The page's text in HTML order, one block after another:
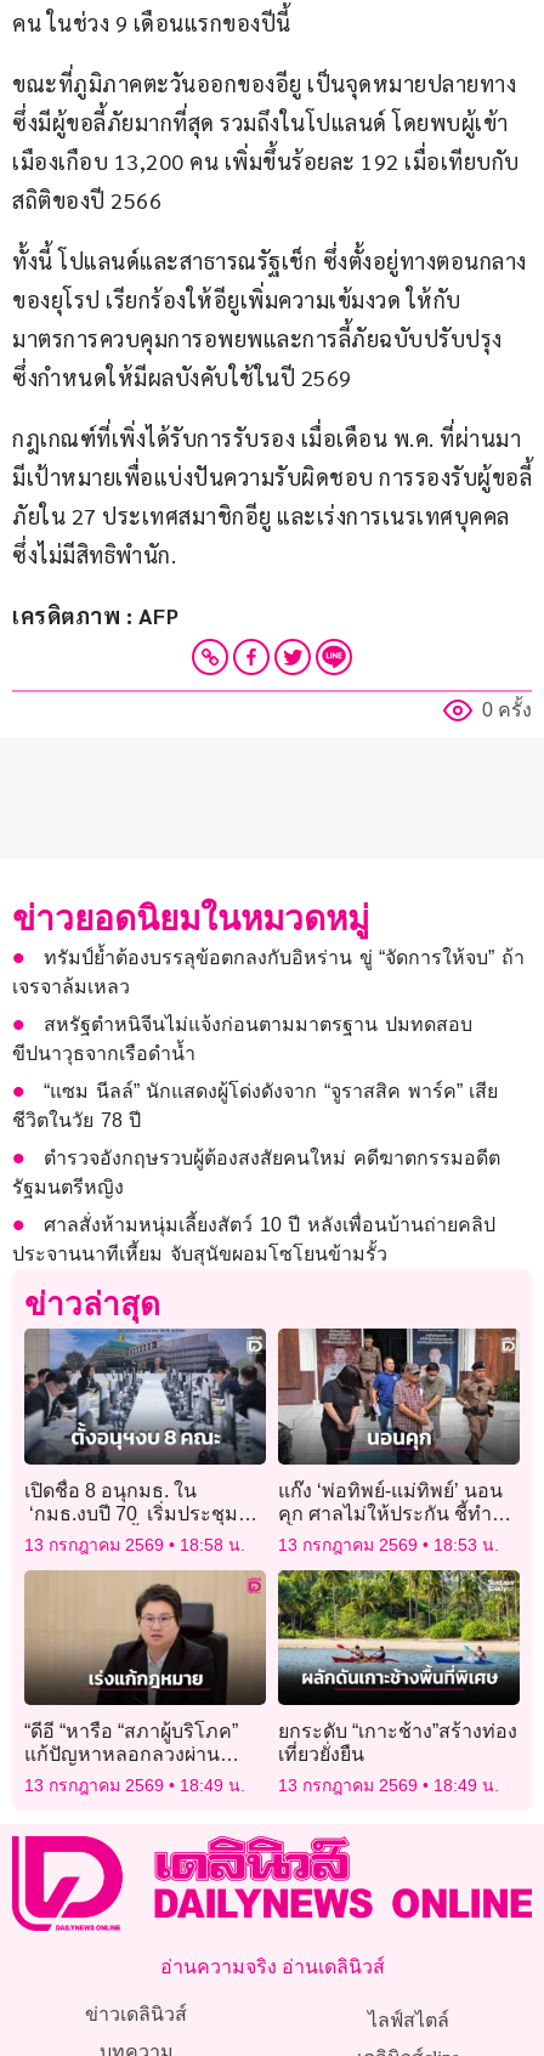
คน ในช่วง 9 เดือนแรกของปีนี้
ขณะที่ภูมิภาคตะวันออกของอียู เป็นจุดหมายปลายทาง
ซึ่งมีผู้ขอลี้ภัยมากที่สุด รวมถึงในโปแลนด์ โดยพบผู้เข้า
เมืองเกือบ 13,200 คน เพิ่มขึ้นร้อยละ 192 เมื่อเทียบกับ
สถิติของปี 2566
ทั้งนี้ โปแลนด์และสาธารณรัฐเช็ก ซึ่งตั้งอยู่ทางตอนกลาง
ของยุโรป เรียกร้องให้อียูเพิ่มความเข้มงวด ให้กับ
มาตรการควบคุมการอพยพและการลี้ภัยฉบับปรับปรุง
ซึ่งกำหนดให้มีผลบังคับใช้ในปี 2569
กฎเกณฑ์ที่เพิ่งได้รับการรับรอง เมื่อเดือน พ.ค. ที่ผ่านมา
มีเป้าหมายเพื่อแบ่งปันความรับผิดชอบ การรองรับผู้ขอลี้
ภัยใน 27 ประเทศสมาชิกอียู และเร่งการเนรเทศบุคคล
ซึ่งไม่มีสิทธิพำนัก.
เครดิตภาพ : AFP
0 ครั้ง
ข่าวยอดนิยมในหมวดหมู่
ทรัมป์ย้ำต้องบรรลุข้อตกลงกับอิหร่าน ขู่ “จัดการให้จบ” ถ้า
เจรจาล้มเหลว
สหรัฐตำหนิจีนไม่แจ้งก่อนตามมาตรฐาน ปมทดสอบ
ขีปนาวุธจากเรือดำน้ำ
“แซม นีลล์” นักแสดงผู้โด่งดังจาก “จูราสสิค พาร์ค” เสีย
ชีวิตในวัย 78 ปี
ตำรวจอังกฤษรวบผู้ต้องสงสัยคนใหม่ คดีฆาตกรรมอดีต
รัฐมนตรีหญิง
ศาลสั่งห้ามหนุ่มเลี้ยงสัตว์ 10 ปี หลังเพื่อนบ้านถ่ายคลิป
ประจานนาทีเหี้ยม จับสุนัขผอมโซโยนข้ามรั้ว
ข่าวล่าสุด
เปิดชื่อ 8 อนุกมธ. ใน
‘กมธ.งบปี 70 เริ่มประชุมนัด
แรก 15 ก.ค.นี้
13 กรกฎาคม 2569 18:58 น.
แก๊ง ‘พ่อทิพย์-แม่ทิพย์’ นอน
คุก ศาลไม่ให้ประกัน ชี้ทำ
เป็นขบวนการ กระทบความ
13 กรกฎาคม 2569 18:53 น.
“ดีอี “หารือ “สภาผู้บริโภค”
แก้ปัญหาหลอกลวงผ่าน
แพลตฟอร์มออนไลน์
13 กรกฎาคม 2569 18:49 น.
ยกระดับ “เกาะช้าง”สร้างท่อง
เที่ยวยั่งยืน
13 กรกฎาคม 2569 18:49 น.
อ่านความจริง อ่านเดลินิวส์
ข่าวเดลินิวส์
บทความ
ไลฟ์สไตล์